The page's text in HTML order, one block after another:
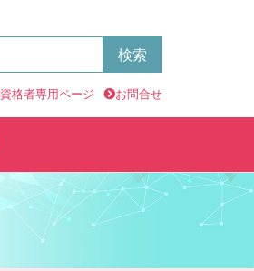
資格者専用ページ お問合せ